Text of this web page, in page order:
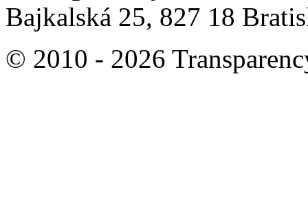
Bajkalská 25, 827 18
© 2010 - 2026